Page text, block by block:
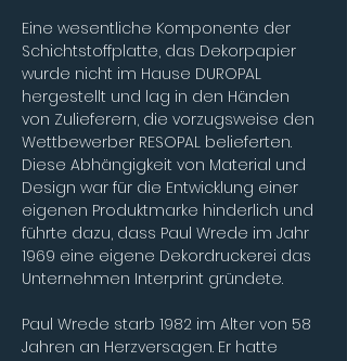
Eine wesentliche Komponente der
Schichtstoffplatte, das Dekorpapier
wurde nicht im Hause DUROPAL
hergestellt und lag in den Händen
von Zulieferern, die vorzugsweise den
Wettbewerber RESOPAL belieferten.
Diese Abhängigkeit von Material und
Design war für die Entwicklung einer
eigenen Produktmarke hinderlich und
führte dazu, dass Paul Wrede im Jahr
1969 eine eigene Dekordruckerei das
Unternehmen Interprint gründete.
Paul Wrede starb 1982 im Alter von 58
Jahren an Herzversagen. Er hatte